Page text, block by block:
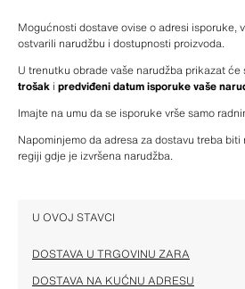
Mogućnosti dostave ovise o adresi isporuke,
ostvarili narudžbu i dostupnosti proizvoda.
U trenutku obrade vaše narudžba prikazat će
trošak i predviđeni datum isporuke vaše
Imajte na umu da se isporuke vrše samo
Napominjemo da adresa za dostavu treba
regiji gdje je izvršena narudžba.
U OVOJ STAVCI
DOSTAVA U TRGOVINU ZARA
DOSTAVA NA KUĆNU ADRESU